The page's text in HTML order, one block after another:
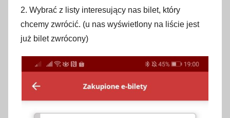
2. Wybrać z listy interesujący nas bilet, który
chcemy zwrócić. (u nas wyświetlony na liście jest
już bilet zwrócony)